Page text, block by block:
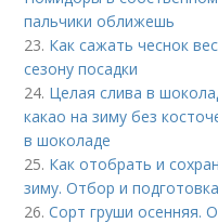
пальчики оближешь
23. Как сажать чеснок
сезону посадки
24. Целая слива в
какао на зиму без
в шоколаде
25. Как отобрать и
зиму. Отбор и
26.Сорт груши осенняя.